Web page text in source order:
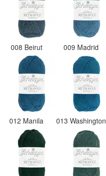
008 Beirut 009 Madrid
012 Manila 013 Washington